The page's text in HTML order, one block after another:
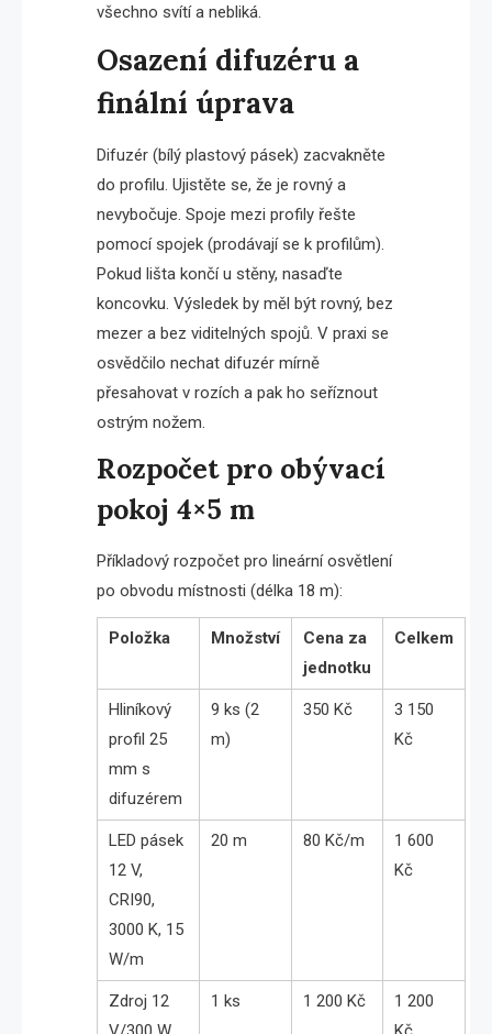
všechno svítí a nebliká.
Osazení difuzéru a
finální úprava
Difuzér (bílý plastový pásek) zacvakněte
do profilu. Ujistěte se, že je rovný a
nevybočuje. Spoje mezi profily řešte
pomocí spojek (prodávají se k profilům).
Pokud lišta končí u stěny, nasaďte
koncovku. Výsledek by měl být rovný, bez
mezer a bez viditelných spojů. V praxi se
osvědčilo nechat difuzér mírně
přesahovat v rozích a pak ho seříznout
ostrým nožem.
Rozpočet pro obývací
pokoj 4×5 m
Příkladový rozpočet pro lineární osvětlení
po obvodu místnosti (délka 18 m):
Položka Množství
Cena za
jednotku
Celkem
Hliníkový
profil 25
mm s
difuzérem
9 ks (2
m)
350 Kč
3 150
Kč
LED pásek
12 V,
CRI90,
3000 K, 15
W/m
20 m 80 Kč/m
1 600
Kč
Zdroj 12
1 ks 1 200 Kč
1 200